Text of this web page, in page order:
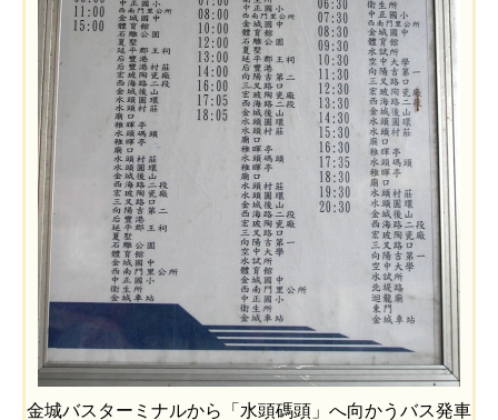
金城バスターミナルから「水頭碼頭」へ向かうバス発車